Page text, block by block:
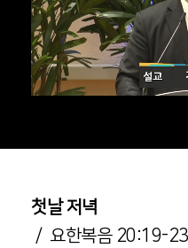
첫날 저녁
/ 요한복음 20:19-23